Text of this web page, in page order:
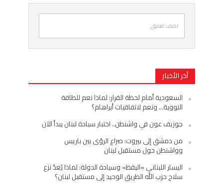
اضف تعليق
أخر الأخبار
السعودية أمام لحظة القرار: لماذا نعم للطاقة
النووية… ونعم لاتفاقيات أبراهام؟
جوزيف عون في واشنطن.. اختبار سيادة لبنان يبدأ الآن
من دمشق إلى بيروت: صراع الرؤى بين باريس
وواشنطن حول مستقبل لبنان
اليسار اللبناني «اليقظ» وسيادة الدولة: لماذا يُعدّ نزع
سلاح حزب الله الطريق الوحيد إلى مستقبل لبنان؟